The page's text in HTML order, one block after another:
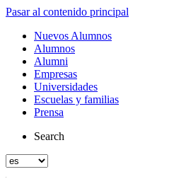
Pasar al contenido principal
Nuevos Alumnos
Alumnos
Alumni
Empresas
Universidades
Escuelas y familias
Prensa
Search